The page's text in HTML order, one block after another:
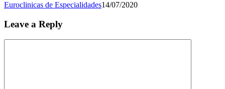
Euroclinicas de Especialidades14/07/2020
Leave a Reply